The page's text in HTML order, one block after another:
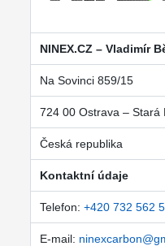
NINEX.CZ – Vladimír
Na Sovinci 859/15
724 00 Ostrava – Stará
Česká republika
Kontaktní údaje
Telefon: +420 732 562
E-mail: